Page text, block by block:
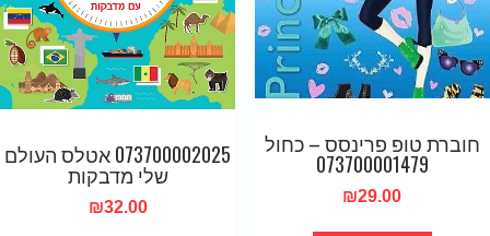
חוברת טופ פרינסס – כחול
073700001479
₪29.00
073700002025 אטלס העולם
שלי מדבקות
₪32.00